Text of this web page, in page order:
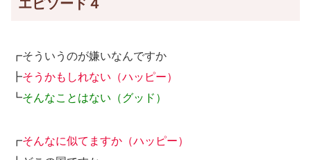
エピソード４
┏そういうのが嫌いなんですか
┣そうかもしれない（ハッピー）
┗そんなことはない（グッド）
┏そんなに似てますか（ハッピー）